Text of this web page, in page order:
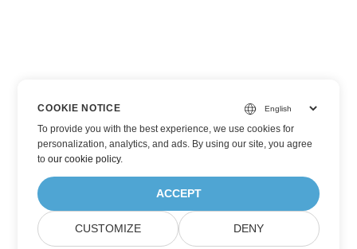
COOKIE NOTICE
To provide you with the best experience, we use cookies for
personalization, analytics, and ads. By using our site, you agree
toour cookie policy.
ACCEPT
CUSTOMIZE DENY